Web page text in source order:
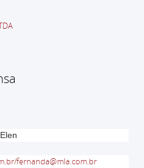
/fernanda@mla.com.br